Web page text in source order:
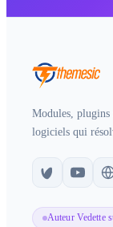
Modules, plugins
logiciels qui
Auteur Vedette